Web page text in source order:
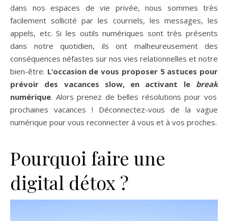
dans nos espaces de vie privée, nous sommes très
facilement sollicité par les courriels, les messages, les
appels, etc. Si les outils numériques sont très présents
dans notre quotidien, ils ont malheureusement des
conséquences néfastes sur nos vies relationnelles et notre
bien-être. L’occasion de vous proposer 5 astuces pour
prévoir des vacances slow, en activant le break
numérique. Alors prenez de belles résolutions pour vos
prochaines vacances ! Déconnectez-vous de la vague
numérique pour vous reconnecter à vous et à vos proches.
Pourquoi faire une
digital détox ?